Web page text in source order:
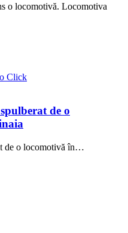
o locomotivă. Locomotiva
de o
de o locomotivă în…